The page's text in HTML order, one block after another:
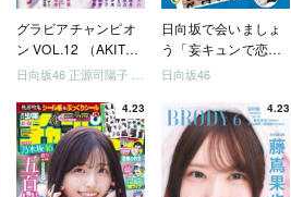
グラビアチャンピオ
ン VOL.12 （AKITA
DXシリーズ）
日向坂で会いましょ
う「妄キュンで恋し
ちゃいましょう」
めましょう」「ご褒
美でロケしましょ
う」「フレンドリー
になりましょう」
日向坂46
4.23 4.23